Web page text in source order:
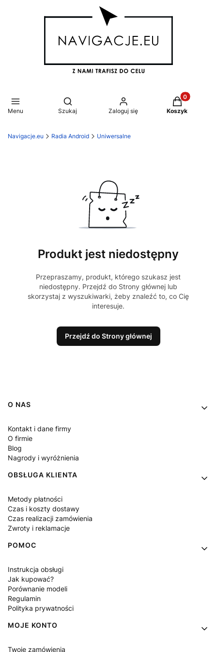
Menu
Otwórz wyszukiwarkę
Szukaj Zaloguj się
Produkty w
Koszyk
Navigacje.eu Radia Android Uniwersalne
Produkt jest niedostępny
Przepraszamy, produkt, którego szukasz jest
niedostępny. Przejdź do Strony głównej lub
skorzystaj z wyszukiwarki, żeby znaleźć to, co Cię
interesuje.
Przejdź do Strony głównej
Linki w stopce
O NAS
Kontakt i dane firmy
O firmie
Blog
Nagrody i wyróżnienia
OBSŁUGA KLIENTA
Metody płatności
Czas i koszty dostawy
Czas realizacji zamówienia
Zwroty i reklamacje
POMOC
Instrukcja obsługi
Jak kupować?
Porównanie modeli
Regulamin
Polityka prywatności
MOJE KONTO
Twoje zamówienia